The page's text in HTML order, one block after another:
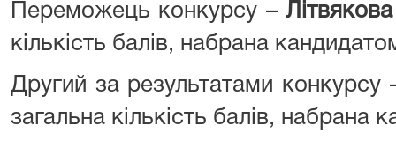
Переможець конкурсу –
кількість балів, набрана
Другий за результатами конкурсу
загальна кількість балів, набрана